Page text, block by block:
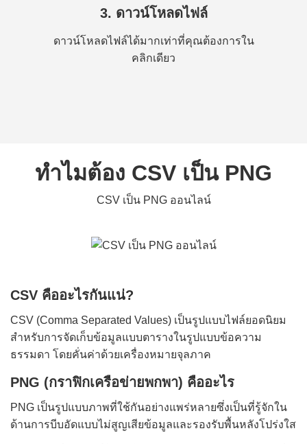
3. ดาวน์โหลดไฟล์
ดาวน์โหลดไฟล์ได้มากเท่าที่คุณต้องการใน
คลิกเดียว
ทำไมต้อง CSV เป็น PNG
CSV เป็น PNG ออนไลน์
CSV คืออะไรกันแน่?
CSV (Comma Separated Values) เป็นรูปแบบไฟล์ยอดนิยม
สำหรับการจัดเก็บข้อมูลแบบตารางในรูปแบบข้อความ
ธรรมดา โดยคั่นค่าด้วยเครื่องหมายจุลภาค
PNG (กราฟิกเครือข่ายพกพา) คืออะไร
PNG เป็นรูปแบบภาพที่ใช้กันอย่างแพร่หลายซึ่งเป็นที่รู้จักใน
ด้านการบีบอัดแบบไม่สูญเสียข้อมูลและรองรับพื้นหลังโปร่งใส